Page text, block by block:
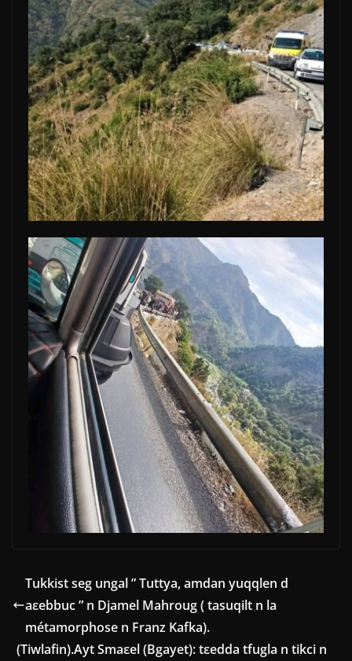
Tukkist seg ungal ” Tuttya, amdan yuqqlen d
aεebbuc ” n Djamel Mahroug ( tasuqilt n la
métamorphose n Franz Kafka).
(Tiwlafin).Ayt Smaεel (Bgayet): tεedda tfugla n tikci n